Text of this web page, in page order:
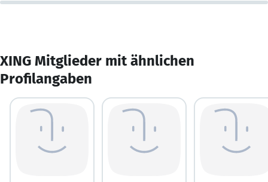
XING Mitglieder mit ähnlichen
Profilangaben